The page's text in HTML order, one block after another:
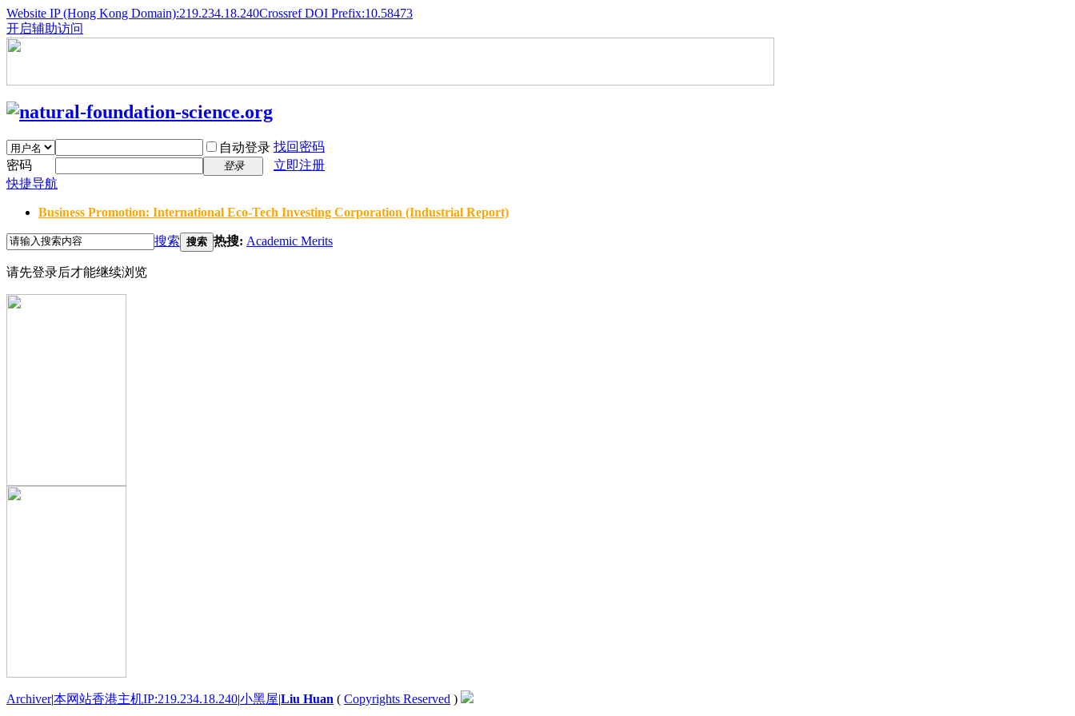
Website IP (Hong Kong Domain):219.234.18.240Crossref DOI Prefix:10.58473
开启辅助访问
自动登录 找回密码
密码
登录
立即注册
快捷导航
Business Promotion: International Eco-Tech Investing Corporation (Industrial Report)
搜索 搜索 热搜: Academic Merits
请先登录后才能继续浏览
Archiver|本网站香港主机IP:219.234.18.240|小黑屋|Liu Huan ( Copyrights Reserved )